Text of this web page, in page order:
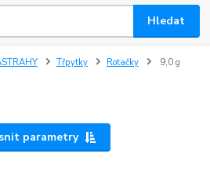
Hledat
Třpytky Rotačky 9,0 g
parametry